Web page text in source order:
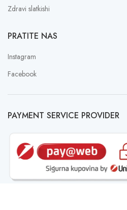
Zdravi slatkishi
PRATITE NAS
Instagram
Facebook
PAYMENT SERVICE PROVIDER